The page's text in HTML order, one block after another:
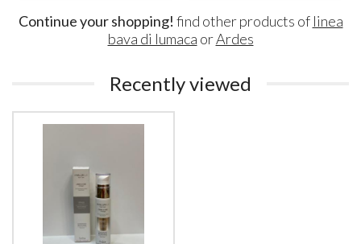
Continue your shopping! find other products of linea
bava di lumaca orArdes
Recently viewed